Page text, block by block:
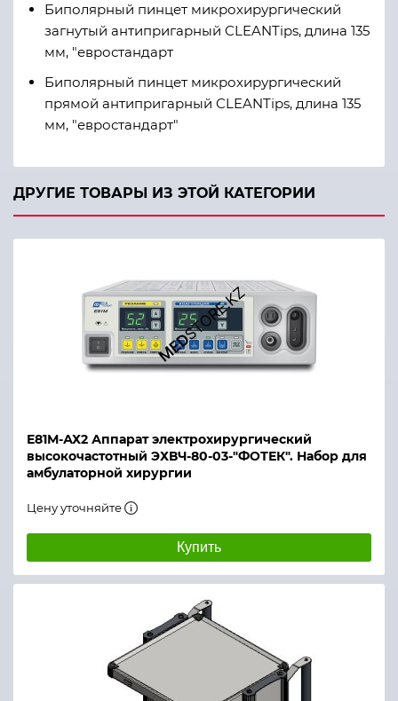
Биполярный пинцет микрохирургический
загнутый антипригарный CLEANTips, длина 135
мм, "евростандарт
Биполярный пинцет микрохирургический
прямой антипригарный CLEANTips, длина 135
мм, "евростандарт"
ДРУГИЕ ТОВАРЫ ИЗ ЭТОЙ КАТЕГОРИИ
Е81М-АХ2 Аппарат электрохирургический
высокочастотный ЭХВЧ-80-03-"ФОТЕК". Набор для
амбулаторной хирургии
Цену уточняйте
Купить